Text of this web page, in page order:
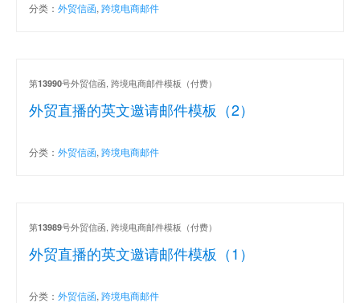
分类： 外贸信函, 跨境电商邮件
外贸直播的英文邀请邮件模板（2）
第13990号外贸信函, 跨境电商邮件模板（付费）
分类： 外贸信函, 跨境电商邮件
外贸直播的英文邀请邮件模板（1）
第13989号外贸信函, 跨境电商邮件模板（付费）
分类： 外贸信函, 跨境电商邮件